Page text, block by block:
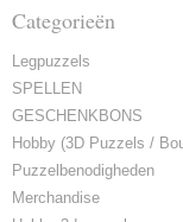
Categorieën
Legpuzzels
SPELLEN
GESCHENKBONS
Hobby (3D Puzzels /
Puzzelbenodigheden
Merchandise